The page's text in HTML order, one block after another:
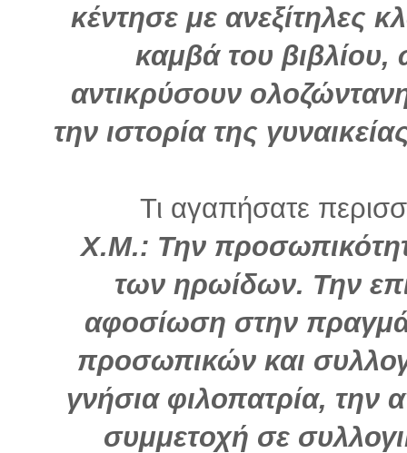
κέντησε με ανεξίτηλες
καμβά του
αντικρύσουν
την ιστορία της
Τι αγαπήσατε
Χ.Μ.: Την
των ηρωίδων. Την
αφοσίωση στην
προσωπικών και
γνήσια φιλοπατρία, την
συμμετοχή σε